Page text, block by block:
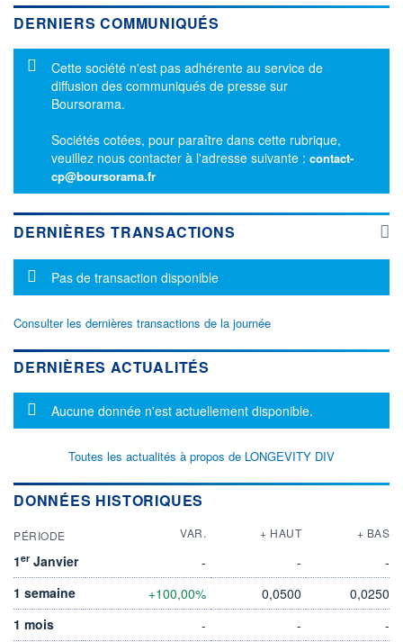
DERNIERS COMMUNIQUÉS
Message d'information
Cette société n'est pas adhérente au service de
diffusion des communiqués de presse sur
Boursorama.
Sociétés cotées, pour paraître dans cette rubrique,
veuillez nous contacter à l'adresse suivante : contact-
cp@boursorama.fr
DERNIÈRES TRANSACTIONS
Message d'information
Pas de transaction disponible
Consulter les dernières transactions de la journée
DERNIÈRES ACTUALITÉS
Message d'information
Aucune donnée n'est actuellement disponible.
Toutes les actualités à propos de LONGEVITY DIV
DONNÉES HISTORIQUES
PÉRIODE VAR. + HAUT + BAS
1er Janvier - -
-
1 semaine
+100,00% 0,0500
0,0250
1 mois
- -
-